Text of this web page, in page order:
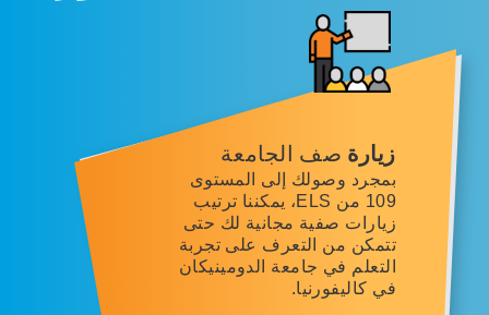
زيارة صف الجامعة
بمجرد وصولك إلى المستوى
109 من ELS، يمكننا ترتيب
زيارات صفية مجانية لك حتى
تتمكن من التعرف على تجربة
التعلم في جامعة الدومينيكان
في كاليفورنيا.